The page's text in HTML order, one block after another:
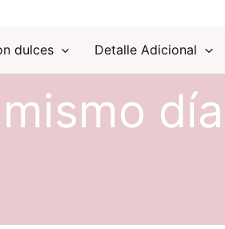
dulces Detalle Adicional
día |